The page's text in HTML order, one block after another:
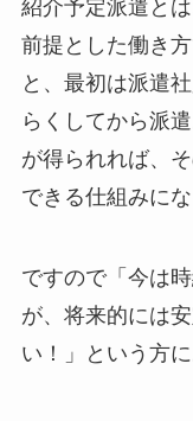
紹介予定派遣と
前提とした働き
と、最初は派遣
らくしてから派
が得られれば、
できる仕組みにな
ですので「今は
が、将来的には
い！」という方